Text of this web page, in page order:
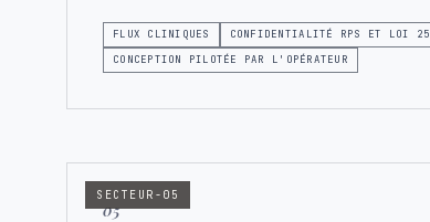
FLUX CLINIQUES CONFIDENTIALITÉ RPS ET LOI 25
CONCEPTION PILOTÉE PAR L'OPÉRATEUR
SECTEUR-05
05